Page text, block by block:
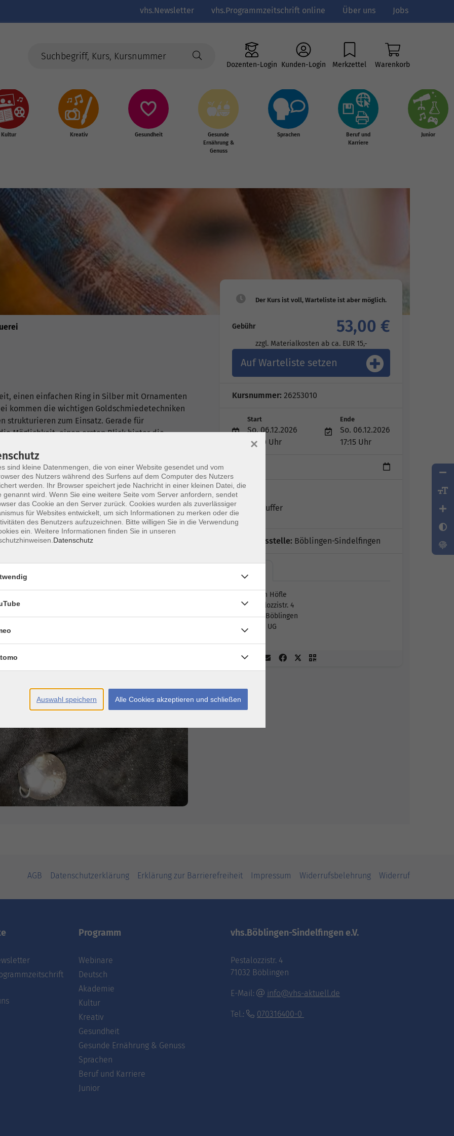
vhs.Newsletter vhs.Programmzeitschrift online Über uns Jobs
Dozenten-Login Kunden-Login Merkzettel Warenkorb
Kultur Kreativ Gesundheit
Gesunde
Ernährung &
Genuss
Sprachen
Beruf und
Karriere
Junior
einen einfachen Ring in Silber mit Ornamenten
kommen die wichtigen Goldschmiedetechniken
strukturieren zum Einsatz. Gerade für
Möglichkeit, einen ersten Blick hinter die
an ihren Stücken weiterarbeiten. Eigene
aber möglichst rund oder oval und nicht zu klein
mitbringen. Materialkosten je nach Gewicht
Gebühr 53,00 €
zzgl. Materialkosten ab ca. EUR 15,-
Auf Warteliste setzen
Kursnummer: 26253010
Start
So. 06.12.2026
09:30 Uhr
Ende
So. 06.12.2026
17:15 Uhr
Leitung:
Heike Neuffer
Geschäftsstelle: Böblingen-Sindelfingen
vhs im Höfle
Pestalozzistr. 4
71032 Böblingen
U 007, UG
AGB Datenschutzerklärung Erklärung zur Barrierefreiheit Impressum Widerrufsbelehrung Widerruf
Programm
Webinare
Deutsch
Akademie
Kultur
Kreativ
Gesundheit
Gesunde Ernährung & Genuss
Sprachen
Beruf und Karriere
Junior
vhs.Böblingen-Sindelfingen e.V.
Pestalozzistr. 4
71032 Böblingen
E-Mail: info@vhs-aktuell.de
Tel.: 070316400-0
sind kleine Datenmengen, die von einer Website gesendet und vom
des Nutzers während des Surfens auf dem Computer des Nutzers
werden. Ihr Browser speichert jede Nachricht in einer kleinen Datei, die
genannt wird. Wenn Sie eine weitere Seite vom Server anfordern, sendet
das Cookie an den Server zurück. Cookies wurden als zuverlässiger
für Websites entwickelt, um sich Informationen zu merken oder die
des Benutzers aufzuzeichnen. Bitte willigen Sie in die Verwendung
ein. Weitere Informationen finden Sie in unseren
Datenschutz
×
Auswahl speichern Alle Cookies akzeptieren und schließen